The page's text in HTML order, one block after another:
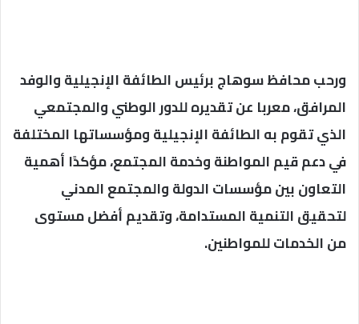
ورحب محافظ سوهاج برئيس الطائفة الإنجيلية والوفد
المرافق، معربا عن تقديره للدور الوطني والمجتمعي
الذي تقوم به الطائفة الإنجيلية ومؤسساتها المختلفة
في دعم قيم المواطنة وخدمة المجتمع، مؤكدًا أهمية
التعاون بين مؤسسات الدولة والمجتمع المدني
لتحقيق التنمية المستدامة، وتقديم أفضل مستوى
من الخدمات للمواطنين.